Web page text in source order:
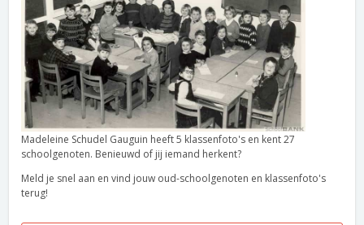
Madeleine Schudel Gauguin heeft 5 klassenfoto's en kent 27
schoolgenoten. Benieuwd of jij iemand herkent?
Meld je snel aan en vind jouw oud-schoolgenoten en klassenfoto's
terug!